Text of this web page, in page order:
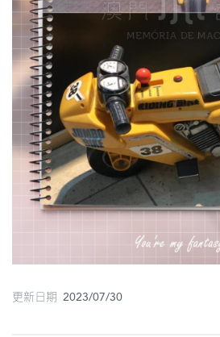
士
教
街
更新日期 2023/07/30